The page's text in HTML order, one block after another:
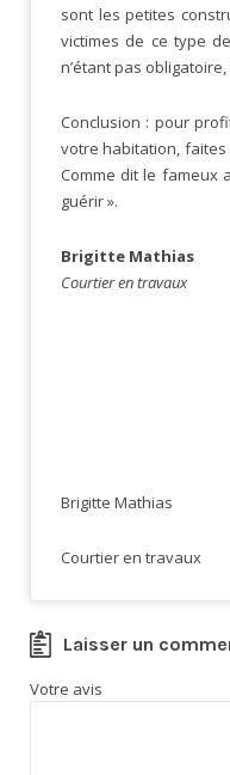
sont les petites
victimes de ce type
n’étant pas
Conclusion : pour
votre habitation,
Comme dit le fameux
guérir ».
Brigitte Mathias
Courtier en travaux
Brigitte Mathias
Courtier en travaux
Laisser un
Votre avis